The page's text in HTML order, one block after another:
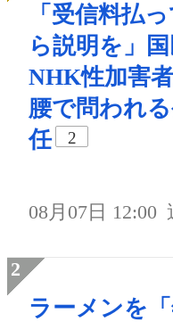
「受信料払
ら説明を」
NHK性加害
腰で問われ
任
2
08月07日 12:00
ラーメンを「